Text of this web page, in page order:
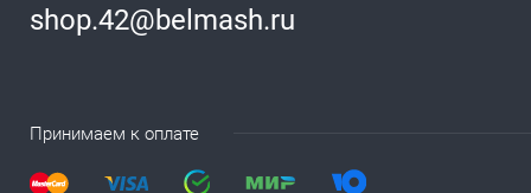
shop.42@belmash.ru
Принимаем к оплате